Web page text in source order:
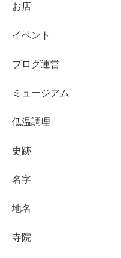
お店
イベント
ブログ運営
ミュージアム
低温調理
史跡
名字
地名
寺院